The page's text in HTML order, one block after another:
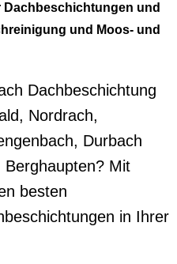
und
und Moos- und
Dachbeschichtung
Nordrach,
Durbach
Mit
besten
in Ihrer